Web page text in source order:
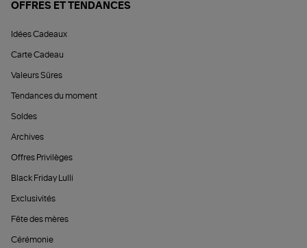
OFFRES ET TENDANCES
Idées Cadeaux
Carte Cadeau
Valeurs Sûres
Tendances du moment
Soldes
Archives
Offres Privilèges
Black Friday Lulli
Exclusivités
Fête des mères
Cérémonie